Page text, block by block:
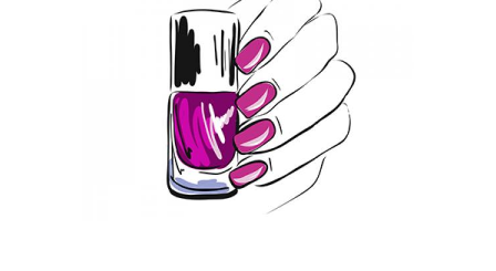
Лак на простой Лак под гель
Лак на гель-лак Лак с обычным лаком